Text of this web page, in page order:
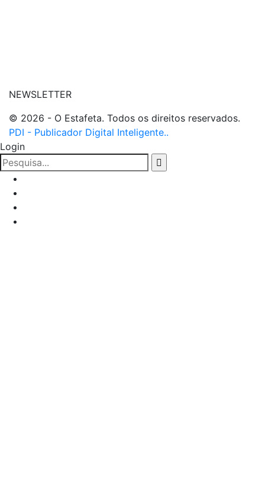
NEWSLETTER
© 2026 - O Estafeta. Todos os direitos reservados.
PDI - Publicador Digital Inteligente..
Login